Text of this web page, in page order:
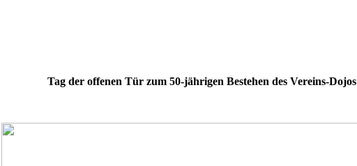
Tag der offenen Tür zum 50-jährigen Bestehen des Vereins-Dojos